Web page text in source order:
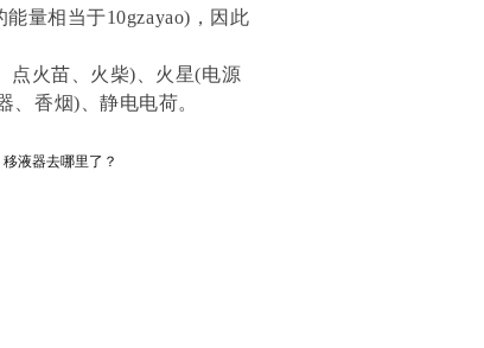
量相当于10gzayao)，因此
点火苗、火柴)、火星(电源
香烟)、静电电荷。
液器去哪里了？